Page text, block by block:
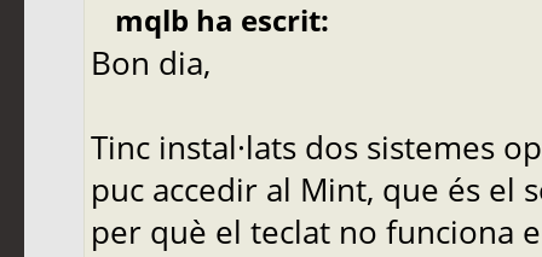
mqlb ha escrit:
Bon dia,
Tinc instal·lats dos sistemes
puc accedir al Mint, que és el
per què el teclat no funciona